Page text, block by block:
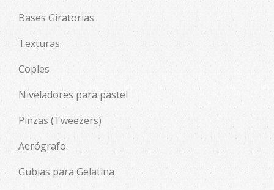
Bases Giratorias
Texturas
Coples
Niveladores para pastel
Pinzas (Tweezers)
Aerógrafo
Gubias para Gelatina